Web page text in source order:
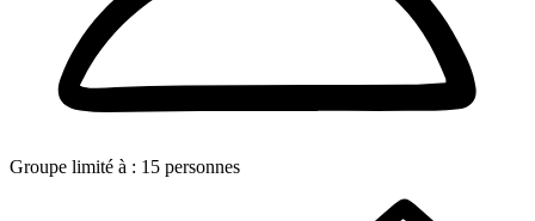
Groupe limité à : 15 personnes